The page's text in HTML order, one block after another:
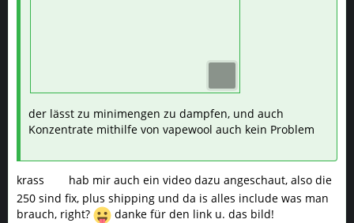
der lässt zu minimengen zu dampfen, und auch
Konzentrate mithilfe von vapewool auch kein Problem
krass
hab mir auch ein video dazu angeschaut, also die
250 sind fix, plus shipping und da is alles include was man
brauch, right?
danke für den link u. das bild!